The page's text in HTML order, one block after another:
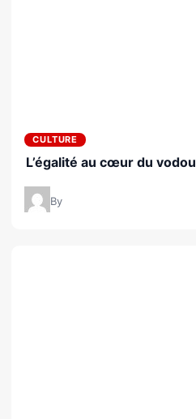
CULTURE
L’égalité au cœur du vodou
By